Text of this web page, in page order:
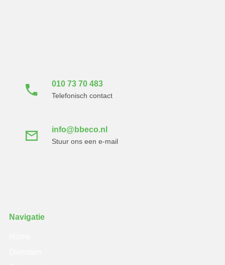
010 73 70 483
Telefonisch contact
info@bbeco.nl
Stuur ons een e-mail
Navigatie